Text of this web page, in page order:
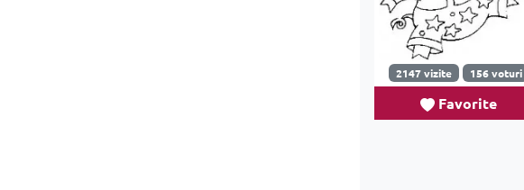
2147 vizite 156 voturi
Favorite